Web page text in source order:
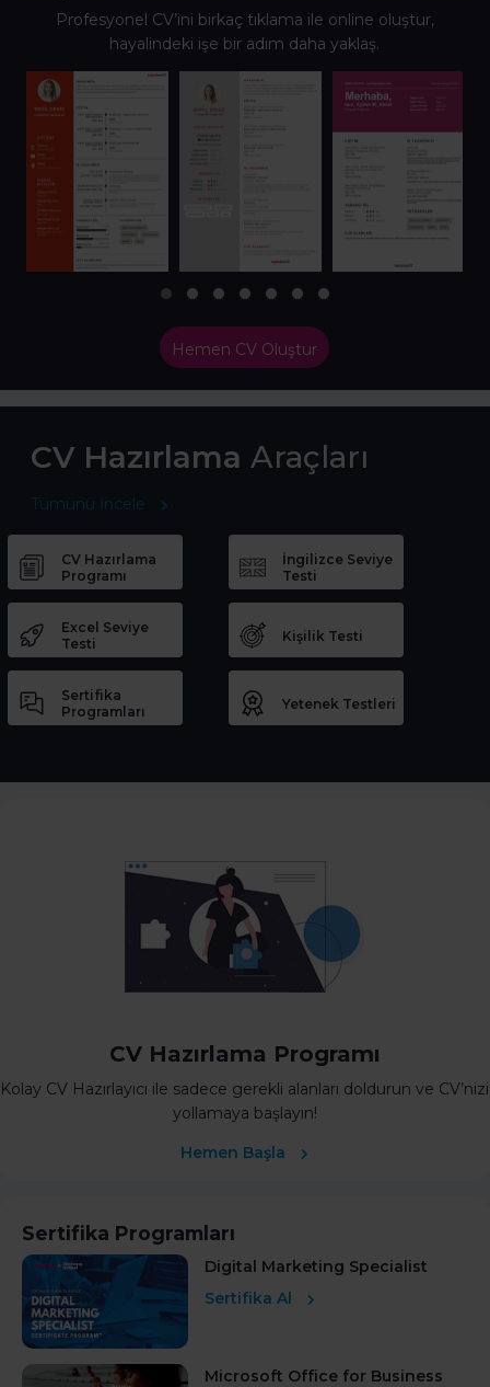
Profesyonel CV’ini birkaç tıklama ile online oluştur,
hayalindeki işe bir adım daha yaklaş.
Hemen CV Oluştur
CV Hazırlama Araçları
Tümünü İncele
CV Hazırlama
Programı
İngilizce Seviye
Testi
Excel Seviye
Testi
Kişilik Testi
Sertifika
Programları
Yetenek Testleri
CV Hazırlama Programı
Kolay CV Hazırlayıcı ile sadece gerekli alanları doldurun ve CV’nizi
yollamaya başlayın!
Hemen Başla
Sertifika Programları
Digital Marketing Specialist
Sertifika Al
Microsoft Office for Business